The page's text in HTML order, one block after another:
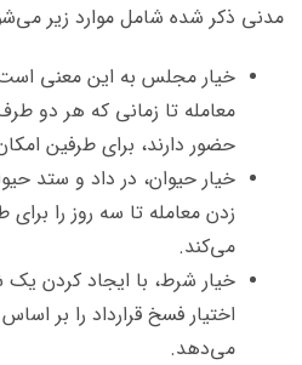
مدنی ذکر شده شامل موارد زیر
خیار مجلس به این معنی است
معامله تا زمانی که هر دو
حضور دارند، برای طرفین
خیار حیوان، در داد و ستد
زدن معامله تا سه روز را برای
می‌کند.
خیار شرط، با ایجاد کردن یک
اختیار فسخ قرارداد را بر
می‌دهد.